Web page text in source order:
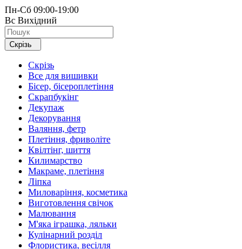
Пн-Сб 09:00-19:00
Вс Вихідний
Скрізь
Скрізь
Все для вишивки
Бісер, бісероплетіння
Скрапбукінг
Декупаж
Декорування
Валяння, фетр
Плетіння, фриволіте
Квілтінг, шиття
Килимарство
Макраме, плетіння
Ліпка
Миловаріння, косметика
Виготовлення свічок
Малювання
М'яка іграшка, ляльки
Кулінарний розділ
Флористика, весілля